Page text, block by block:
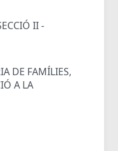
II -
DE FAMÍLIES,
A LA